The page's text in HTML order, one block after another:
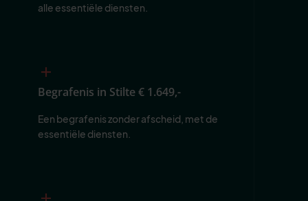
alle essentiële diensten.
Begrafenis in Stilte€ 1.649,-
Een begrafenis zonder afscheid, met de
essentiële diensten.